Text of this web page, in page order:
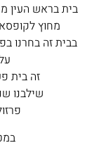
בית בראש העין
מחוץ
בבית זה בחרנו
זה בית
שילבנו